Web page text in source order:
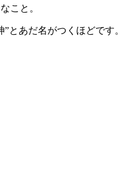
こと。
”とあだ名がつくほどです。